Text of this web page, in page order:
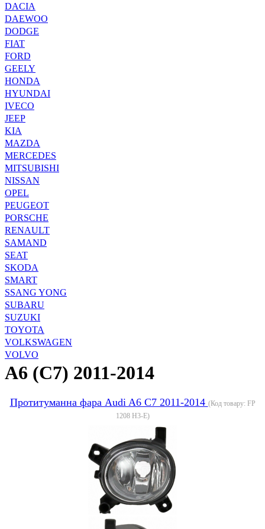
DACIA
DAEWOO
DODGE
FIAT
FORD
GEELY
HONDA
HYUNDAI
IVECO
JEEP
KIA
MAZDA
MERCEDES
MITSUBISHI
NISSAN
OPEL
PEUGEOT
PORSCHE
RENAULT
SAMAND
SEAT
SKODA
SMART
SSANG YONG
SUBARU
SUZUKI
TOYOTA
VOLKSWAGEN
VOLVO
A6 (C7) 2011-2014
Протитуманна фара Audi A6 C7 2011-2014 (Код товару: FP
1208 H3-E)